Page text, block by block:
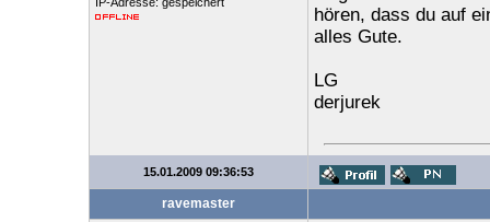
hören, dass du auf
alles Gute.
LG
derjurek
15.01.2009 09:36:53
ravemaster